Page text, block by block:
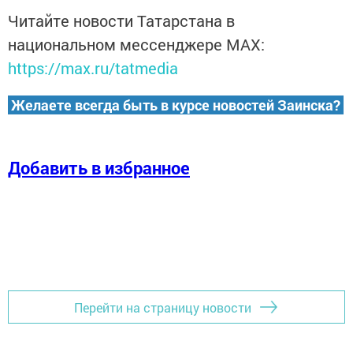
Читайте новости Татарстана в
национальном мессенджере MАХ:
https://max.ru/tatmedia
Желаете всегда быть в курсе новостей Заинска?
Добавить в избранное
Перейти на страницу новости